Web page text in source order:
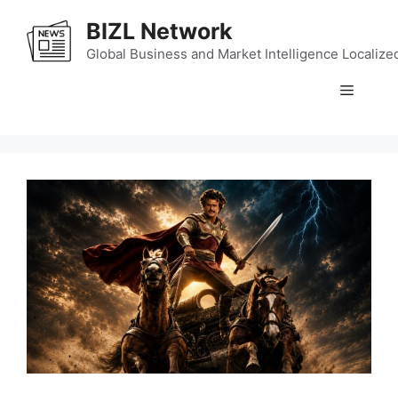
content
BIZL Network
Global Business and Market Intelligence
Menu